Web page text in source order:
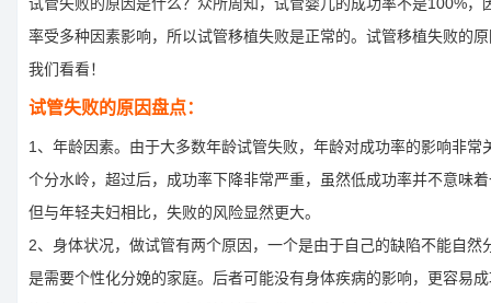
率受多种因素影响，所以试管移植失败是正常的。试管移植失败的
我们看看！
试管失败的原因盘点：
1、年龄因素。由于大多数年龄试管失败，年龄对成功率的影响非常
个分水岭，超过后，成功率下降非常严重，虽然低成功率并不意味
但与年轻夫妇相比，失败的风险显然更大。
2、身体状况，做试管有两个原因，一个是由于自己的缺陷不能自然
是需要个性化分娩的家庭。后者可能没有身体疾病的影响，更容易